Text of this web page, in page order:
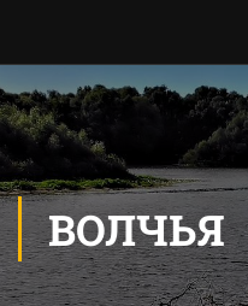
ВОЛЧЬЯ